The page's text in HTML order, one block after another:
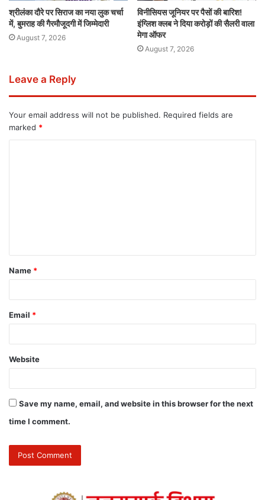
श्रीलंका दौरे पर सिराज का नया लुक चर्चा
में, बुमराह की गैरमौजूदगी में जिम्मेदारी
August 7, 2026
विनीसियस जूनियर पर पैसों की बारिश!
इंग्लिश क्लब ने दिया करोड़ों की सैलरी वाला
मेगा ऑफर
August 7, 2026
Leave a Reply
Your email address will not be published. Required fields are
marked *
Name *
Email *
Website
Save my name, email, and website in this browser for the next
time I comment.